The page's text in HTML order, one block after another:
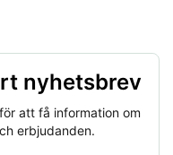
nyhetsbrev
att få information om
erbjudanden.